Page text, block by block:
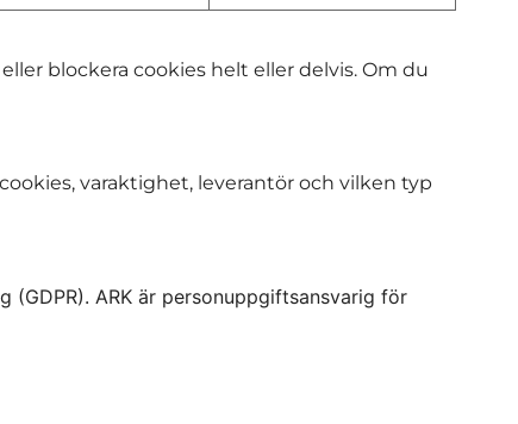
blockera cookies helt eller delvis. Om du
varaktighet, leverantör och vilken typ
ARK är personuppgiftsansvarig för